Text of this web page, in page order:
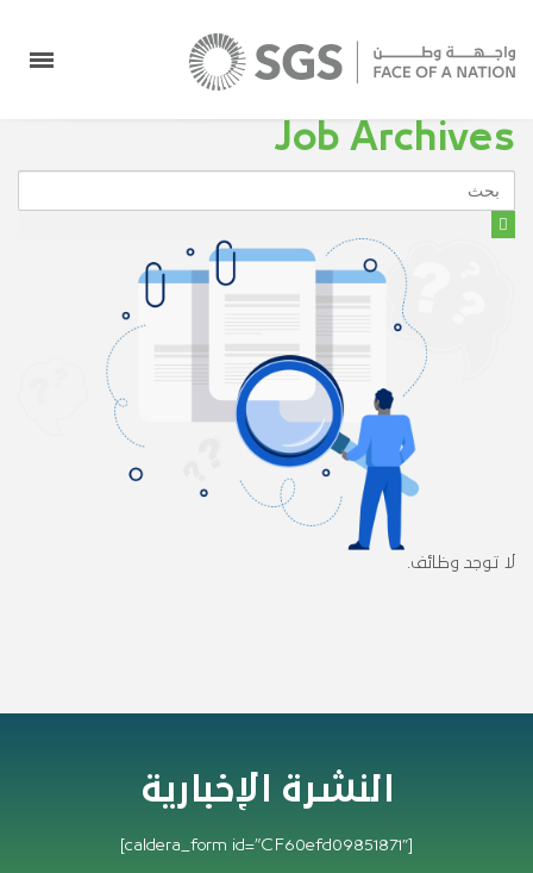
Job Archives
لا توجد وظائف.
النشرة الإخبارية
[caldera_form id=”CF60efd09851871″]